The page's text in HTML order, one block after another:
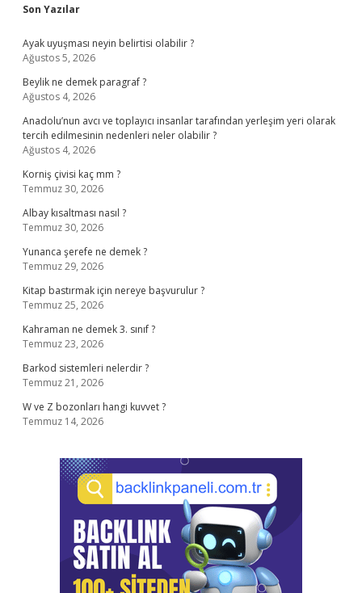
Sidebar
Son Yazılar
Ayak uyuşması neyin belirtisi olabilir ?
Ağustos 5, 2026
Beylik ne demek paragraf ?
Ağustos 4, 2026
Anadolu’nun avcı ve toplayıcı insanlar tarafından yerleşim yeri olarak
tercih edilmesinin nedenleri neler olabilir ?
Ağustos 4, 2026
Korniş çivisi kaç mm ?
Temmuz 30, 2026
Albay kısaltması nasıl ?
Temmuz 30, 2026
Yunanca şerefe ne demek ?
Temmuz 29, 2026
Kitap bastırmak için nereye başvurulur ?
Temmuz 25, 2026
Kahraman ne demek 3. sınıf ?
Temmuz 23, 2026
Barkod sistemleri nelerdir ?
Temmuz 21, 2026
W ve Z bozonları hangi kuvvet ?
Temmuz 14, 2026